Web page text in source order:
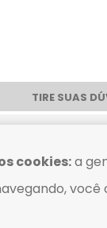
TIRE SUAS
Como Comprar
Política de Frete
cookies:a